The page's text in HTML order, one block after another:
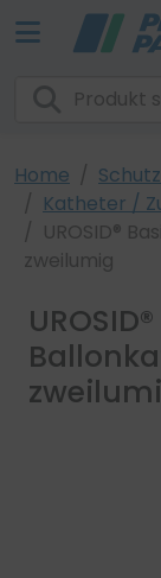
Home
Katheter /
UROSID®
zweilumig